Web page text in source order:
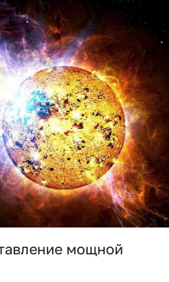
мощной